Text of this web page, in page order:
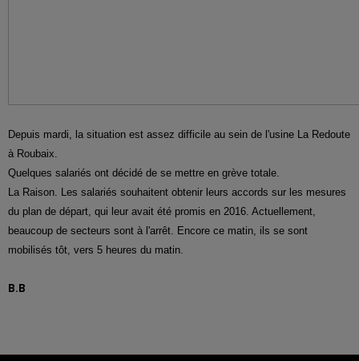
Depuis mardi, la situation est assez difficile au sein de l'usine La Redoute
à Roubaix.
Quelques salariés ont décidé de se mettre en grève totale.
La Raison. Les salariés souhaitent obtenir leurs accords sur les mesures
du plan de départ, qui leur avait été promis en 2016. Actuellement,
beaucoup de secteurs sont à l'arrêt. Encore ce matin, ils se sont
mobilisés tôt, vers 5 heures du matin.
B.B